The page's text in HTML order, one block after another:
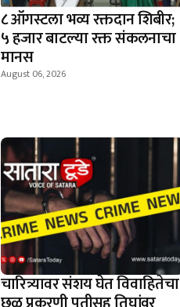
८ ऑगस्टला भव्य रक्तदान शिबीर;
५ हजार बाटल्या रक्त संकलनाचा
मानस
August 06, 2026
चारित्र्यावर संशय घेत विवाहितेचा